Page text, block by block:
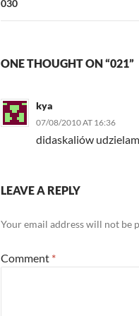
030
ONE THOUGHT ON “021”
kya
07/08/2010 AT 16:36
didaskaliów
LEAVE A REPLY
Your email address will not be
Comment *